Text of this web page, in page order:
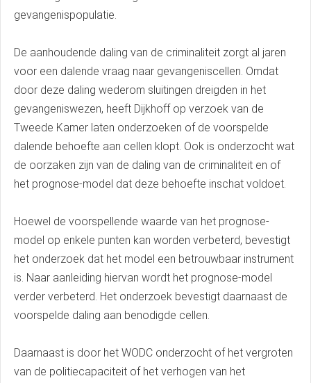
gevangenispopulatie.
De aanhoudende daling van de criminaliteit zorgt al jaren
voor een dalende vraag naar gevangeniscellen. Omdat
door deze daling wederom sluitingen dreigden in het
gevangeniswezen, heeft Dijkhoff op verzoek van de
Tweede Kamer laten onderzoeken of de voorspelde
dalende behoefte aan cellen klopt. Ook is onderzocht wat
de oorzaken zijn van de daling van de criminaliteit en of
het prognose-model dat deze behoefte inschat voldoet.
Hoewel de voorspellende waarde van het prognose-
model op enkele punten kan worden verbeterd, bevestigt
het onderzoek dat het model een betrouwbaar instrument
is. Naar aanleiding hiervan wordt het prognose-model
verder verbeterd. Het onderzoek bevestigt daarnaast de
voorspelde daling aan benodigde cellen.
Daarnaast is door het WODC onderzocht of het vergroten
van de politiecapaciteit of het verhogen van het